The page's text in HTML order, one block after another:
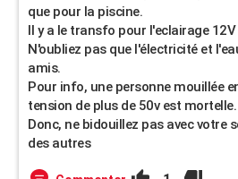
que pour la piscine.
Il y a le transfo pour l'eclairage 12V
N'oubliez pas que l'électricité et
amis.
Pour info, une personne mouillée
tension de plus de 50v est mortelle.
Donc, ne bidouillez pas avec votre
des autres